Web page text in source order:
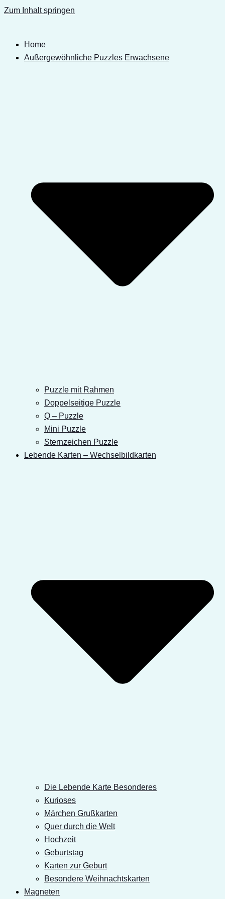
Zum Inhalt springen
Home
Außergewöhnliche Puzzles Erwachsene
Puzzle mit Rahmen
Doppelseitige Puzzle
Q – Puzzle
Mini Puzzle
Sternzeichen Puzzle
Lebende Karten – Wechselbildkarten
Die Lebende Karte Besonderes
Kurioses
Märchen Grußkarten
Quer durch die Welt
Hochzeit
Geburtstag
Karten zur Geburt
Besondere Weihnachtskarten
Magneten